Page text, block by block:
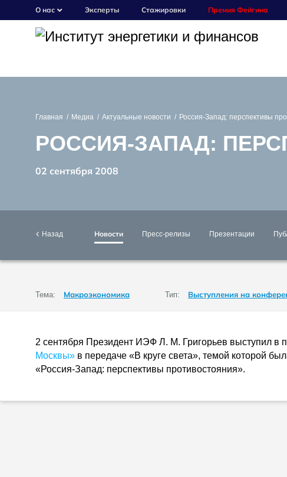
О нас Эксперты Стажировки Премия Фейгина
Главная Медиа Актуальные новости Россия-Запад: перспективы
РОССИЯ-ЗАПАД:
02 сентября 2008
Назад Новости Пресс-релизы Презентации
Тема: Макроэкономика Тип: Выступления на
2 сентября Президент ИЭФ Л. М. Григорьев выступил в
Москвы» в передаче «В круге света», темой которой
«Россия-Запад: перспективы противостояния».